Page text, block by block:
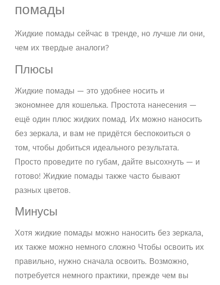
помады
Жидкие помады сейчас в тренде, но лучше ли они,
чем их твердые аналоги?
Плюсы
Жидкие помады — это удобнее носить и
экономнее для кошелька. Простота нанесения —
ещё один плюс жидких помад. Их можно наносить
без зеркала, и вам не придётся беспокоиться о
том, чтобы добиться идеального результата.
Просто проведите по губам, дайте высохнуть — и
готово! Жидкие помады также часто бывают
разных цветов.
Минусы
Хотя жидкие помады можно наносить без зеркала,
их также можно немного сложно Чтобы освоить их
правильно, нужно сначала освоить. Возможно,
потребуется немного практики, прежде чем вы